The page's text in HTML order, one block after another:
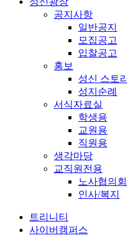
공지사항
일반공지
모집공고
입찰공고
홍보
성신 스토리
성지순례
서식자료실
학생용
교원용
직원용
생각마당
교직원전용
노사협의회
인사/복지
트리니티
사이버캠퍼스